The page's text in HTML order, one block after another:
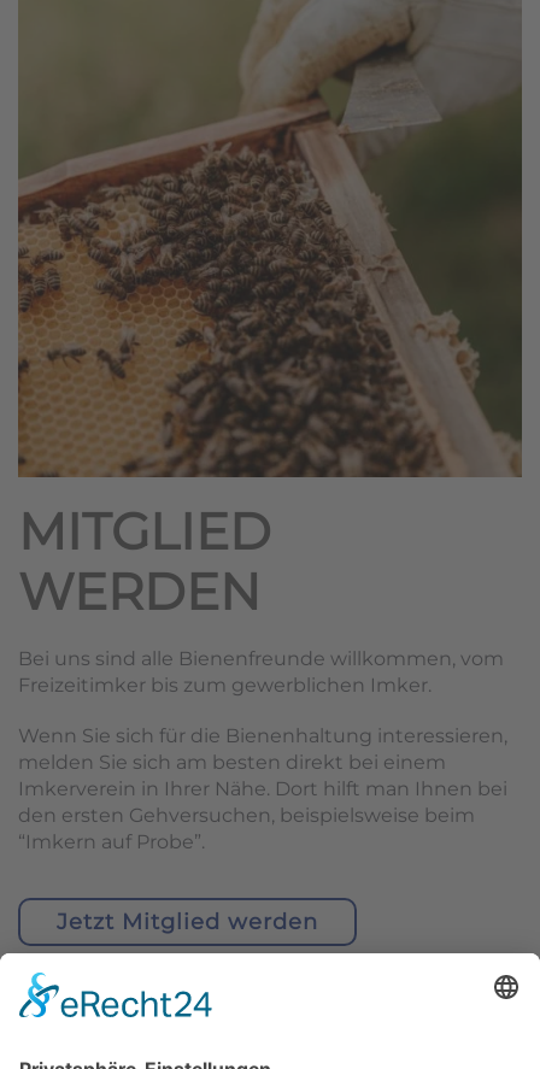
MITGLIED
WERDEN
Bei uns sind alle Bienenfreunde willkommen, vom
Freizeitimker bis zum gewerblichen Imker.
Wenn Sie sich für die Bienenhaltung interessieren,
melden Sie sich am besten direkt bei einem
Imkerverein in Ihrer Nähe. Dort hilft man Ihnen bei
den ersten Gehversuchen, beispielsweise beim
“Imkern auf Probe”.
Jetzt Mitglied werden